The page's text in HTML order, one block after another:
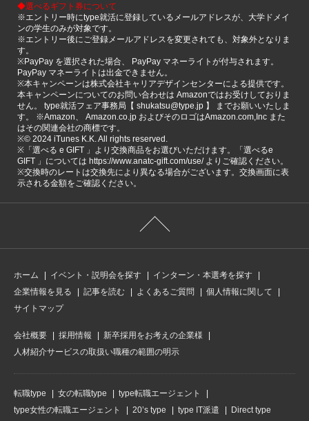
◆選べるギフト券について
※エントリー時にtype就活に登録しているメールアドレスが、大学ドメイ
ンの学生のみが対象です。
※エントリー後にご登録メールアドレスを変更されても、対象外となりま
す。
※PayPay を選択された場合、 PayPay マネーライトが付与されます。
PayPay マネーライトは出金できません。
※本キャンペーンは株式会社キャリアデザインセンターによる提供です。
本キャンペーンについてのお問い合わせは Amazonではお受けしておりま
せん。 type就活フェア事務局【 shukatsu@type.jp 】 までお願いいたしま
す。 ※Amazon、 Amazon.co.jp およびそのロゴはAmazon.com,Inc また
はその関連会社の商標です。
※©️ 2024 iTunes K.K. All rights reserved.
※「選べる e GIFT 」より交換商品をお選びいただけます。「選べるe
GIFT 」については https://www.anatc-gift.com/use/ よりご確認ください。
※交換時のレートは交換先により異なる場合がございます。交換画面に表
示される金額をご確認ください。
ホーム イベント・説明会を探す
インターン・本選考を探す
企業情報を見る
記事を読む よくあるご質問
個人情報に関して
サイトマップ
会社概要 採用情報
新卒採用をお考えの企業様
人材紹介サービスの取扱い職種の範囲の明示
転職type 女の転職type
type転職エージェント
type女性の転職エージェント
20’s type type IT派遣 Direct type